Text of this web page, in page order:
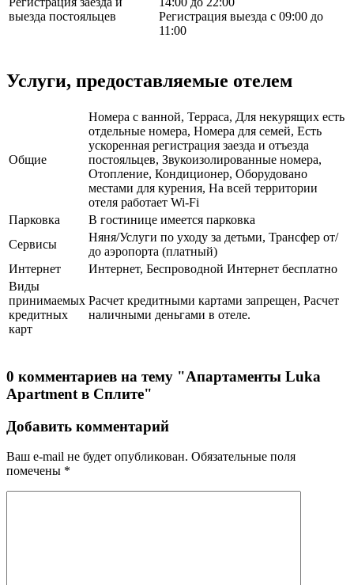
выезда постояльцев
Регистрация выезда с 09:00 до
11:00
Услуги, предоставляемые отелем
Общие
Номера с ванной, Терраса, Для некурящих есть
отдельные номера, Номера для семей, Есть
ускоренная регистрация заезда и отъезда
постояльцев, Звукоизолированные номера,
Отопление, Кондиционер, Оборудовано
местами для курения, На всей территории
отеля работает Wi-Fi
Парковка
В гостинице имеется парковка
Сервисы
Няня/Услуги по уходу за детьми, Трансфер от/
до аэропорта (платный)
Интернет
Интернет, Беспроводной Интернет бесплатно
Виды
принимаемых
кредитных
карт
Расчет кредитными картами запрещен, Расчет
наличными деньгами в отеле.
0 комментариев на тему "Апартаменты Luka
Apartment в Сплите"
Добавить комментарий
Ваш e-mail не будет опубликован. Обязательные поля
помечены *